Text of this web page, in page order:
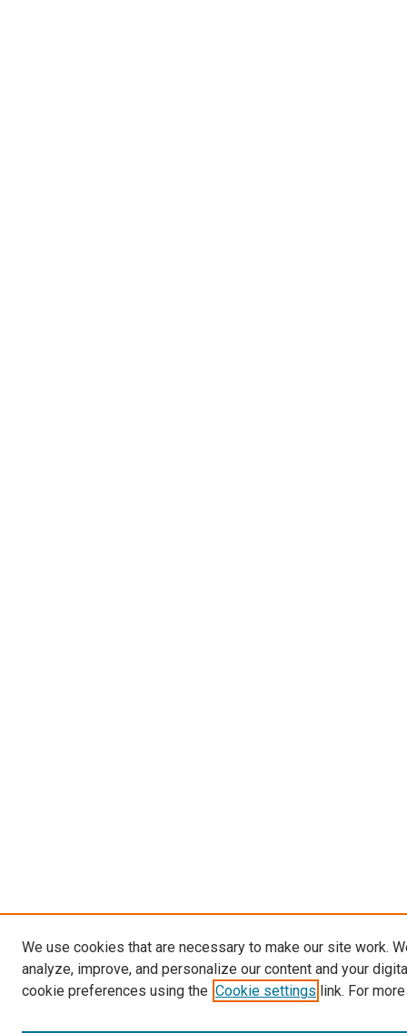
We use cookies that are necessary to make our site work.
analyze, improve, and personalize our content and your
cookie preferences using the Cookie settings link. For